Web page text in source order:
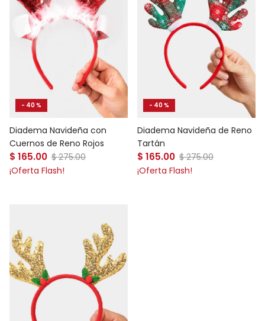
- 40 %
Diadema Navideña con
Cuernos de Reno Rojos
Precio de venta
$ 165.00 Precio normal
$ 275.00
¡Oferta Flash!
- 40 %
Diadema Navideña de Reno
Tartán
Precio de venta
$ 165.00 Precio normal
$ 275.00
¡Oferta Flash!